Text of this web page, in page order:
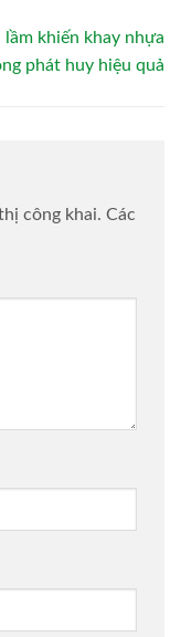
lầm khiến khay nhựa
phát huy hiệu quả
công khai. Các